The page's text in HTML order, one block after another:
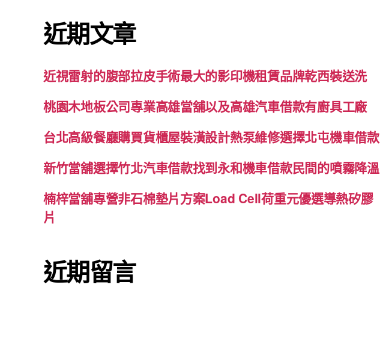
字:
近期文章
近視雷射的腹部拉皮手術最大的影印機租賃品牌乾西裝送洗
桃園木地板公司專業高雄當舖以及高雄汽車借款有廚具工廠
台北高級餐廳購買貨櫃屋裝潢設計熱泵維修選擇北屯機車借款
新竹當舖選擇竹北汽車借款找到永和機車借款民間的噴霧降溫
楠梓當舖專營非石棉墊片方案Load Cell荷重元優選導熱矽膠
片
近期留言